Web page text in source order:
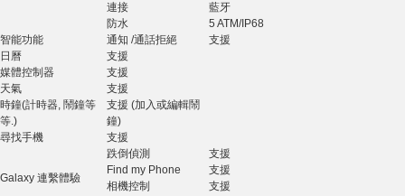
連接
藍牙
防水
5 ATM/IP68
智能功能
通知 /通話拒絕
支援
日曆
支援
媒體控制器
支援
天氣
支援
時鐘(計時器, 鬧鐘等
等.)
支援 (加入或編輯鬧
鐘)
尋找手機
支援
Galaxy 連繫體驗
跌倒偵測
支援
Find my Phone
支援
相機控制
支援